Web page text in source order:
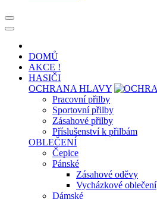
DOMŮ
AKCE !
HASIČI
OCHRANA HLAVY
Pracovní přilby
Sportovní přilby
Zásahové přilby
Příslušenství k přilbám
OBLEČENÍ
Čepice
Pánské
Zásahové oděvy
Vycházkové oblečení
Dámské